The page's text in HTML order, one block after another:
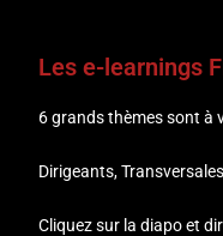
Les e-learnings
6 grands thèmes sont à
Dirigeants,
Cliquez sur la diapo et